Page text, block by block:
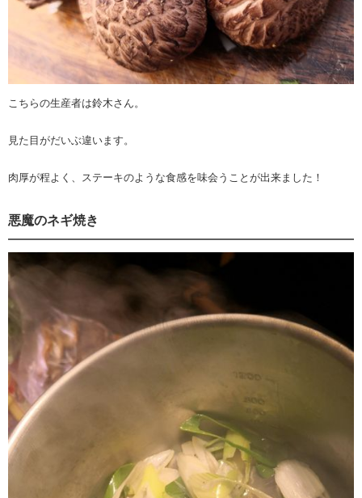
こちらの生産者は鈴木さん。
見た目がだいぶ違います。
肉厚が程よく、ステーキのような食感を味会うことが出来ました！
悪魔のネギ焼き